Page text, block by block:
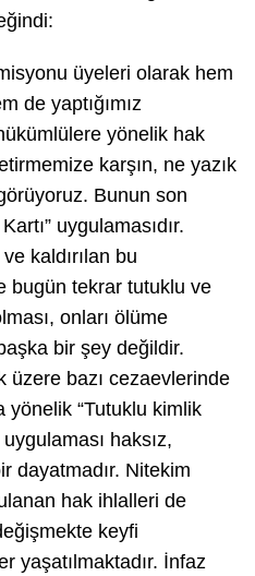
üyeleri olarak hem
de yaptığımız
yönelik hak
karşın, ne yazık
Bunun son
uygulamasıdır.
kaldırılan bu
bugün tekrar tutuklu ve
onları ölüme
bir şey değildir.
üzere bazı cezaevlerinde
yönelik “Tutuklu kimlik
haksız,
dayatmadır. Nitekim
hak ihlalleri de
keyfi
yaşatılmaktadır. İnfaz